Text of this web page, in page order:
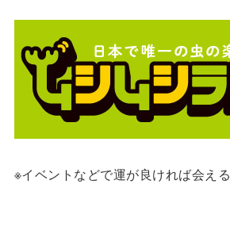
※イベントなどで運が良ければ会え